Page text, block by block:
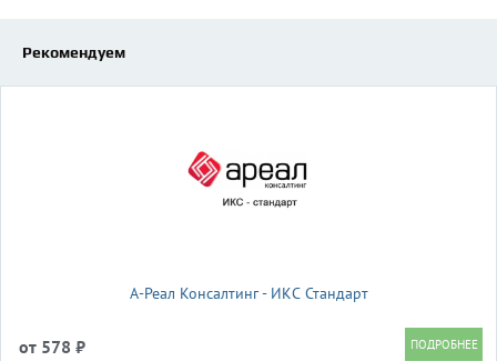
Рекомендуем
А-Реал Консалтинг - ИКС Стандарт
от 578 ₽